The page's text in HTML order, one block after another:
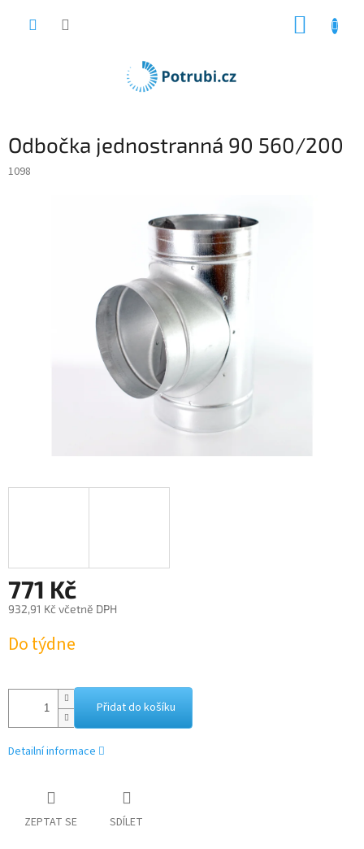
Odbočka jednostranná 90 560/200
1098
771 Kč
932,91 Kč včetně DPH
cena:
Do týdne
Přidat do košíku
Detailní informace
ZEPTAT SE SDÍLET